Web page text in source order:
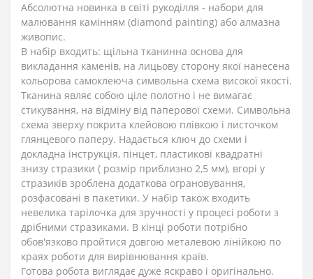
Абсолютна новинка в світі рукоділля - набори для
малювання камінням (diamond painting) або алмазна
живопис.
В набір входить: щільна тканинна основа для
викладання каменів, на лицьову сторону якої нанесена
кольорова самоклеюча символьна схема високої якості.
Тканина являє собою ціле полотно і не вимагає
стикування, на відміну від паперової схеми. Символьна
схема зверху покрита клейовою плівкою і листочком
глянцевого паперу. Надається ключ до схеми і
докладна інструкція, пінцет, пластикові квадратні
знизу стразики ( розмір приблизно 2,5 мм), вгорі у
стразиків зроблена додаткова ограновування,
розфасовані в пакетики. У набір також входить
невелика тарілочка для зручності у процесі роботи з
дрібними стразиками. В кінці роботи потрібно
обов'язково пройтися довгою металевою лінійкою по
краях роботи для вирівнювання країв.
Готова робота виглядає дуже яскраво і оригінально.